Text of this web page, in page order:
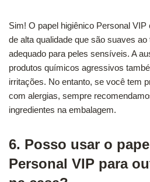
Sim! O papel higiênico Personal
de alta qualidade que são suaves ao
adequado para peles sensíveis. A
produtos químicos agressivos
irritações. No entanto, se você tem
com alergias, sempre
ingredientes na embalagem.
6. Posso usar o
Personal VIP para